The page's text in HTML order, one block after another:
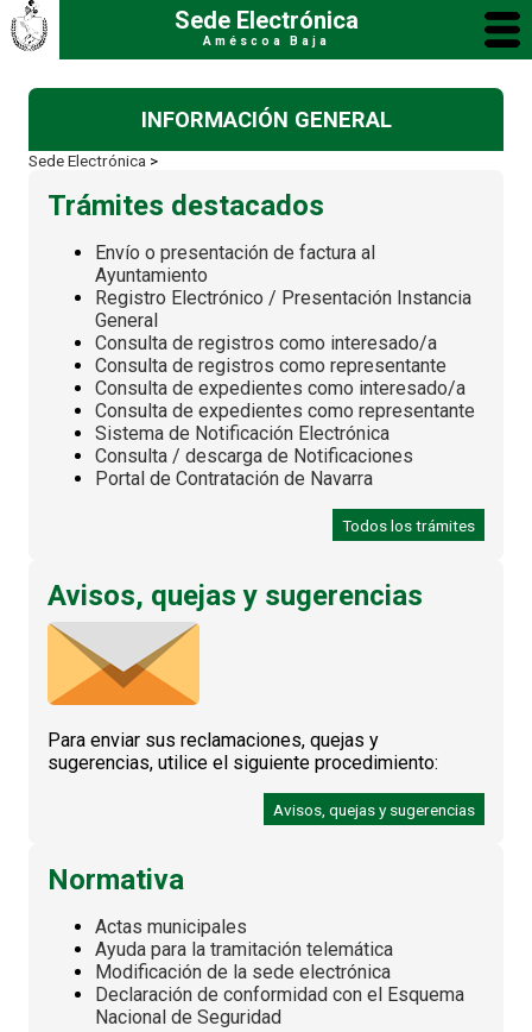
Sede Electrónica
Améscoa Baja
INFORMACIÓN GENERAL
Sede Electrónica >
Trámites destacados
Envío o presentación de factura al
Ayuntamiento
Registro Electrónico / Presentación Instancia
General
Consulta de registros como interesado/a
Consulta de registros como representante
Consulta de expedientes como interesado/a
Consulta de expedientes como representante
Sistema de Notificación Electrónica
Consulta / descarga de Notificaciones
Portal de Contratación de Navarra
Todos los trámites
Avisos, quejas y sugerencias
Para enviar sus reclamaciones, quejas y
sugerencias, utilice el siguiente procedimiento:
Avisos, quejas y sugerencias
Normativa
Actas municipales
Ayuda para la tramitación telemática
Modificación de la sede electrónica
Declaración de conformidad con el Esquema
Nacional de Seguridad